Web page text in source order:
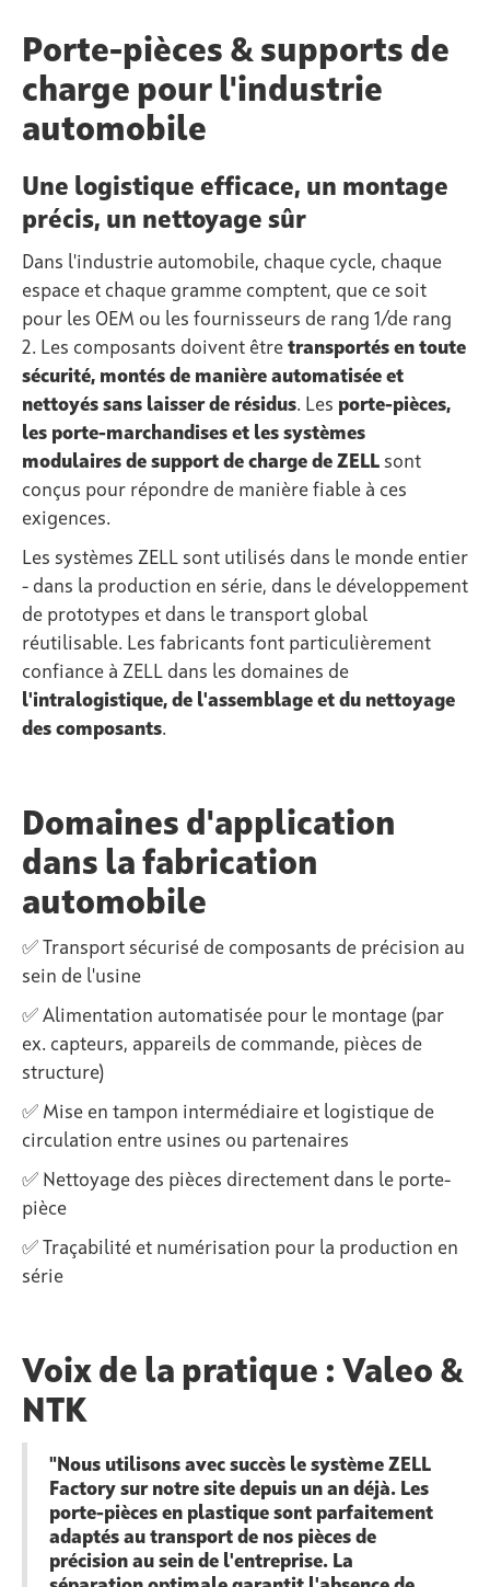
Porte-pièces & supports de
charge pour l'industrie
automobile
Une logistique efficace, un montage
précis, un nettoyage sûr
Dans l'industrie automobile, chaque cycle, chaque
espace et chaque gramme comptent, que ce soit
pour les OEM ou les fournisseurs de rang 1/de rang
2. Les composants doivent être transportés en toute
sécurité, montés de manière automatisée et
nettoyés sans laisser de résidus. Les porte-pièces,
les porte-marchandises et les systèmes
modulaires de support de charge de ZELL sont
conçus pour répondre de manière fiable à ces
exigences.
Les systèmes ZELL sont utilisés dans le monde entier
- dans la production en série, dans le développement
de prototypes et dans le transport global
réutilisable. Les fabricants font particulièrement
confiance à ZELL dans les domaines de
l'intralogistique, de l'assemblage et du nettoyage
des composants.
Domaines d'application
dans la fabrication
automobile
✅ Transport sécurisé de composants de précision au
sein de l'usine
✅ Alimentation automatisée pour le montage (par
ex. capteurs, appareils de commande, pièces de
structure)
✅ Mise en tampon intermédiaire et logistique de
circulation entre usines ou partenaires
✅ Nettoyage des pièces directement dans le porte-
pièce
✅ Traçabilité et numérisation pour la production en
série
Voix de la pratique : Valeo &
NTK
"Nous utilisons avec succès le système ZELL
Factory sur notre site depuis un an déjà. Les
porte-pièces en plastique sont parfaitement
adaptés au transport de nos pièces de
précision au sein de l'entreprise. La